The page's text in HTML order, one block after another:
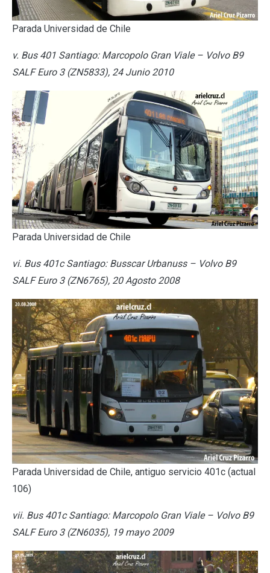
Parada Universidad de Chile
v. Bus 401 Santiago: Marcopolo Gran Viale – Volvo B9
SALF Euro 3 (ZN5833), 24 Junio 2010
Parada Universidad de Chile
vi. Bus 401c Santiago: Busscar Urbanuss – Volvo B9
SALF Euro 3 (ZN6765), 20 Agosto 2008
Parada Universidad de Chile, antiguo servicio 401c (actual
106)
vii. Bus 401c Santiago: Marcopolo Gran Viale – Volvo B9
SALF Euro 3 (ZN6035), 19 mayo 2009